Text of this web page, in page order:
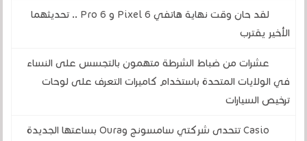
لقد حان وقت نهاية هاتفي Pixel 6 و 6 Pro .. تحديثهما
الأخير يقترب
عشرات من ضباط الشرطة متهمون بالتجسس على النساء
في الولايات المتحدة باستخدام كاميرات التعرف على لوحات
ترخيص السيارات
Casio تتحدى شركتي سامسونج وOura بساعتها الجديدة